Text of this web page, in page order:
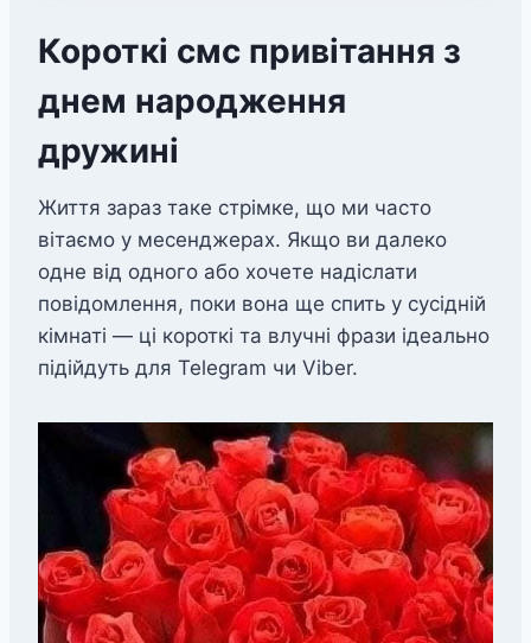
Короткі смс привітання з
днем народження
дружині
Життя зараз таке стрімке, що ми часто
вітаємо у месенджерах. Якщо ви далеко
одне від одного або хочете надіслати
повідомлення, поки вона ще спить у сусідній
кімнаті — ці короткі та влучні фрази ідеально
підійдуть для Telegram чи Viber.